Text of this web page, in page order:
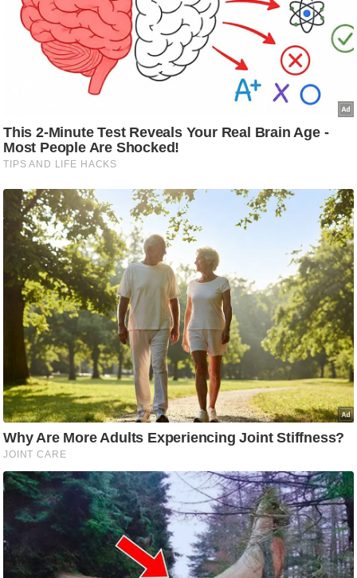
नो
रं
त
बॉ
वु
ड
हॉ
ली
वु
ड
फि
ल्म
स
मी
क्षा
B
r
e
k
n